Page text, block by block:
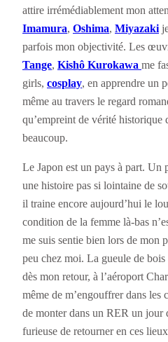
attire irrémédiablement mon
Imamura, Oshima, Miyazaki
parfois mon objectivité. Les
Tange, Kishô Kurokawa me
girls, cosplay, en apprendre un
même au travers le regard
qu’empreint de vérité historique
beaucoup.
Le Japon est un pays à part. Un
une histoire pas si lointaine de
il traine encore aujourd’hui le
condition de la femme là-bas
me suis sentie bien lors de mon
peu chez moi. La gueule de bois
dès mon retour, à l’aéroport
même de m’engouffrer dans
de monter dans un RER un
furieuse de retourner en ces